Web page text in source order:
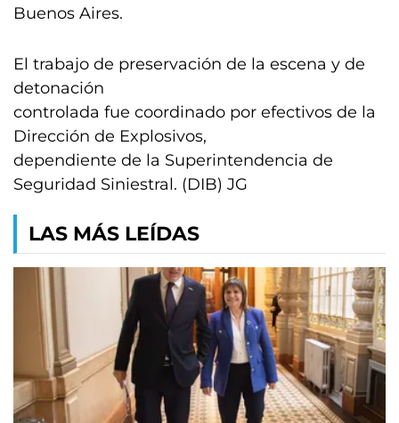
Buenos Aires.
El trabajo de preservación de la escena y de
detonación
controlada fue coordinado por efectivos de la
Dirección de Explosivos,
dependiente de la Superintendencia de
Seguridad Siniestral. (DIB) JG
LAS MÁS LEÍDAS